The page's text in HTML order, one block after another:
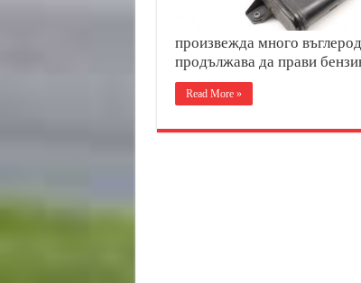
произвежда много
продължава да прави
Read More »